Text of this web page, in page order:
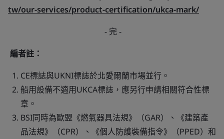
tw/our-services/product-certification/ukca-mark/
- 完 -
編者註：
CE標誌與UKNI標誌於北愛爾蘭市場並行。
船用設備不適用UKCA標誌，應另行申請相關符合性標
章。
BSI同時為歐盟《燃氣器具法規》（GAR）、《建築產
品法規》（CPR）、《個人防護裝備指令》（PPED）和